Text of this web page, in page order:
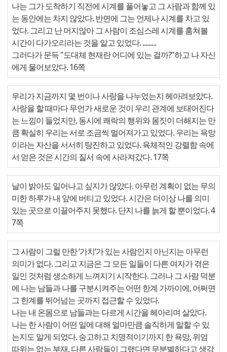
나는 그가 도착하기 직전에 시계를 풀어놓고 그 사람과 함께 있
는 동안에는 차지 않았다. 반면에 그는 언제나 시계를 차고 있
었다. 그리고 난 머지않아 그 사람이 조심스레 시계를 훔쳐볼
시간이 다가오리라는 것을 알고 있었다. .........
그러다가 문득 "도대체 현재란 어디에 있는 걸까?"하고 나 자신
에게 물어보았다. 16쪽
우리가 지금까지 몇 번이나 사랑을 나누었는지 헤아려보았다.
사랑을 할 때마다 무언가 새로운 것이 우리 관계에 보태어진다
는 느낌이 들었지만, 동시에 쾌락의 행위와 몸짓이 더해지는 만
큼 확실히 우리는 서로 조금씩 멀어져가고 있었다. 우리는 욕망
이라는 자산을 서서히 탕진하고 있었다. 육체적인 강렬함 속에
서 얻은 것은 시간의 질서 속에 사라져갔다. 17쪽
날이 밝아도 일어나고 싶지가 않았다. 아무런 계획이 없는 무의
미한 하루가 내 앞에 버티고 있었다. 시간은 더이상 나를 의미
있는 곳으로 이끌어주지 못했다. 단지 나를 늙게 할 뿐이었다. 4
7쪽
그 사람이 그럴 만한 ‘가치‘가 있는 사람인지 아닌지는 아무런
의미가 없다. 그리고 지금은 그 모든 일들이 다른 여자가 겪은
일인 것처럼 생소하게 느껴지기 시작한다. 그러나 그 사람 덕분
에 나는 남들과 나를 구분시켜주는 어떤 한계 가까이에, 어쩌면
그 한계를 뛰어넘는 곳까지 접근할 수 있었다.
나는 내 온몸으로 남들과는 다르게 시간을 헤아리며 살았다.
나는 한 사람이 어떤 일에 대해 얼마만큼 솔직하게 말할 수 있
는지도 알게 되었다. 숭고하고 치명적이기까지 한 욕망, 위엄
따위는 없는 부재, 다른 사람들이 그랬다면 무분별하다고 생각